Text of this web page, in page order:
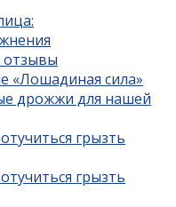
отзывы
«Лошадиная сила»
дрожжи для нашей
грызть
грызть